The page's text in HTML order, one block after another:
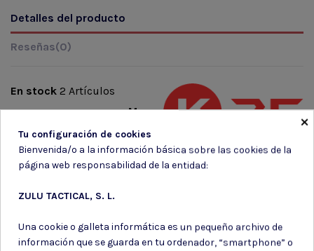
Detalles del producto
Reseñas(0)
Marca
En stock 2 Artículos
Suscríbete a nuestro boletín
×
Tu configuración de cookies
Bienvenida/o a la información básica sobre las cookies de la
página web responsabilidad de la entidad:
ZULU TACTICAL, S. L.
Una cookie o galleta informática es un pequeño archivo de
información que se guarda en tu ordenador, “smartphone” o